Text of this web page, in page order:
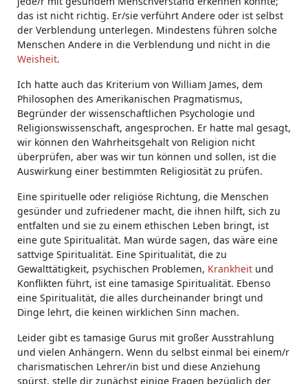
das ist nicht richtig. Er/sie verführt Andere oder ist selbst
der Verblendung unterlegen. Mindestens führen solche
Menschen Andere in die Verblendung und nicht in die
Weisheit.
Ich hatte auch das Kriterium von William James, dem
Philosophen des Amerikanischen Pragmatismus,
Begründer der wissenschaftlichen Psychologie und
Religionswissenschaft, angesprochen. Er hatte mal gesagt,
wir können den Wahrheitsgehalt von Religion nicht
überprüfen, aber was wir tun können und sollen, ist die
Auswirkung einer bestimmten Religiosität zu prüfen.
Eine spirituelle oder religiöse Richtung, die Menschen
gesünder und zufriedener macht, die ihnen hilft, sich zu
entfalten und sie zu einem ethischen Leben bringt, ist
eine gute Spiritualität. Man würde sagen, das wäre eine
sattvige Spiritualität. Eine Spiritualität, die zu
Gewalttätigkeit, psychischen Problemen, Krankheit und
Konflikten führt, ist eine tamasige Spiritualität. Ebenso
eine Spiritualität, die alles durcheinander bringt und
Dinge lehrt, die keinen wirklichen Sinn machen.
Leider gibt es tamasige Gurus mit großer Ausstrahlung
und vielen Anhängern. Wenn du selbst einmal bei einem/r
charismatischen Lehrer/in bist und diese Anziehung
spürst, stelle dir zunächst einige Fragen bezüglich der